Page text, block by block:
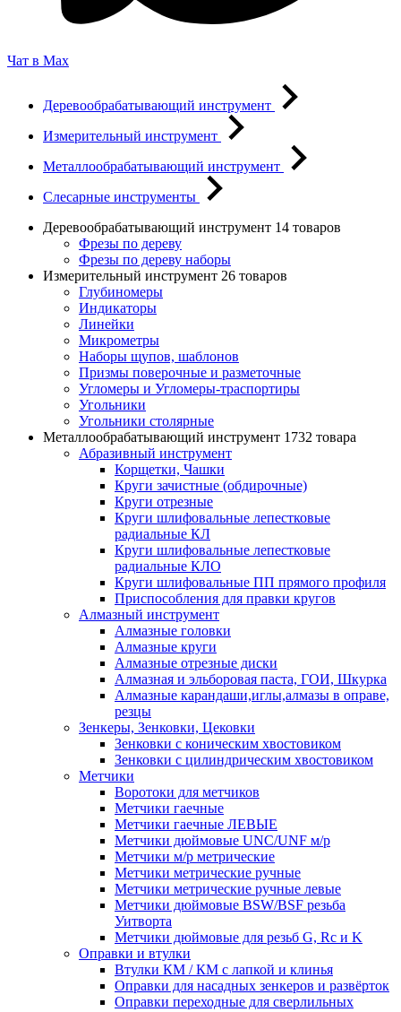
Чат в Max
Деревообрабатывающий инструмент
Измерительный инструмент
Металлообрабатывающий инструмент
Слесарные инструменты
Деревообрабатывающий инструмент 14 товаров
Фрезы по дереву
Фрезы по дереву наборы
Измерительный инструмент 26 товаров
Глубиномеры
Индикаторы
Линейки
Микрометры
Наборы щупов, шаблонов
Призмы поверочные и разметочные
Угломеры и Угломеры-траспортиры
Угольники
Угольники столярные
Металлообрабатывающий инструмент 1732 товара
Абразивный инструмент
Корщетки, Чашки
Круги зачистные (обдирочные)
Круги отрезные
Круги шлифовальные лепестковые
радиальные КЛ
Круги шлифовальные лепестковые
радиальные КЛО
Круги шлифовальные ПП прямого профиля
Приспособления для правки кругов
Алмазный инструмент
Алмазные головки
Алмазные круги
Алмазные отрезные диски
Алмазная и эльборовая паста, ГОИ, Шкурка
Алмазные карандаши,иглы,алмазы в оправе,
резцы
Зенкеры, Зенковки, Цековки
Зенковки с коническим хвостовиком
Зенковки с цилиндрическим хвостовиком
Метчики
Воротоки для метчиков
Метчики гаечные
Метчики гаечные ЛЕВЫЕ
Метчики дюймовые UNC/UNF м/р
Метчики м/р метрические
Метчики метрические ручные
Метчики метрические ручные левые
Метчики дюймовые BSW/BSF резьба
Уитворта
Метчики дюймовые для резьб G, Rc и K
Оправки и втулки
Втулки КМ / КМ с лапкой и клинья
Оправки для насадных зенкеров и развёрток
Оправки переходные для сверлильных